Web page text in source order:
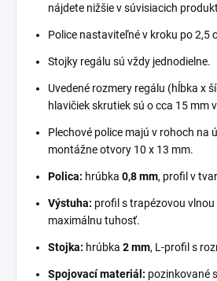
nájdete nižšie v súvisiacich
Police nastaviteľné v kroku po 2,5
Stojky regálu sú vždy jednodielne.
Uvedené rozmery regálu (hĺbka x
hlavičiek skrutiek sú o cca 15 mm
Plechové police majú v rohoch na
montážne otvory 10 x 13 mm.
Polica: hrúbka 0,8 mm, profil v
Výstuha: profil s trapézovou
maximálnu tuhosť.
Stojka: hrúbka 2 mm, L-profil s
Spojovací materiál: pozinkované